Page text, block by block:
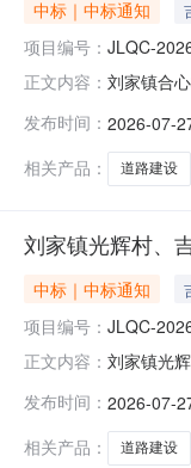
中标｜中标通知
项目编号： JLQC-
正文内容： 刘家镇合
发布时间： 2026-07-
相关产品：
道路建设
刘家镇光辉村、
中标｜中标通知
项目编号： JLQC-
正文内容： 刘家镇光
1239958
发布时间： 2026-07-
相关产品：
道路建设